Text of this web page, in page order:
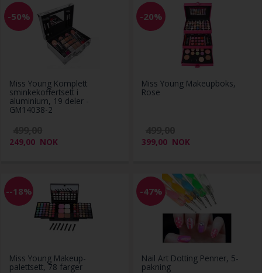
-50%
Miss Young Komplett
sminkekoffertsett i
aluminium, 19 deler -
GM14038-2
249,00 NOK
-20%
Miss Young Makeupboks,
Rose
399,00 NOK
--18%
Miss Young Makeup-
palettsett, 78 farger
-47%
Nail Art Dotting Penner, 5-
pakning